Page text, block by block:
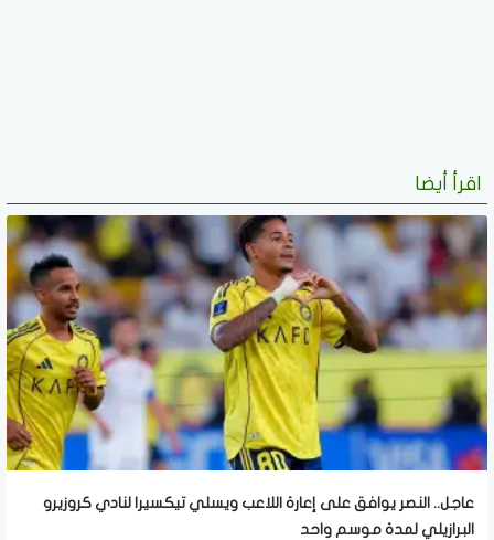
اقرأ أيضا
عاجل.. النصر يوافق على إعارة اللاعب ويسلي تيكسيرا لنادي كروزيرو
البرازيلي لمدة موسم واحد